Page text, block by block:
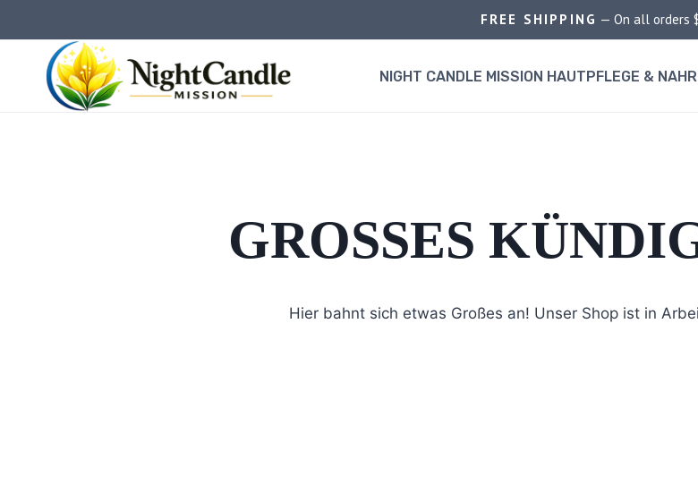
Inhalt
springen
FREE SHIPPING — On all orders
NIGHT CANDLE MISSION HAUTPFLEGE &
GROSSES
Hier bahnt sich etwas Großes an! Unser Shop ist in